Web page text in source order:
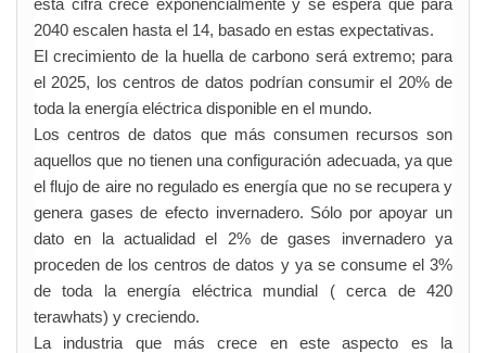
esta cifra crece exponencialmente y se espera que para
2040 escalen hasta el 14, basado en estas expectativas.
El crecimiento de la huella de carbono será extremo; para
el 2025, los centros de datos podrían consumir el 20% de
toda la energía eléctrica disponible en el mundo.
Los centros de datos que más consumen recursos son
aquellos que no tienen una configuración adecuada, ya que
el flujo de aire no regulado es energía que no se recupera y
genera gases de efecto invernadero. Sólo por apoyar un
dato en la actualidad el 2% de gases invernadero ya
proceden de los centros de datos y ya se consume el 3%
de toda la energía eléctrica mundial ( cerca de 420
terawhats) y creciendo.
La industria que más crece en este aspecto es la